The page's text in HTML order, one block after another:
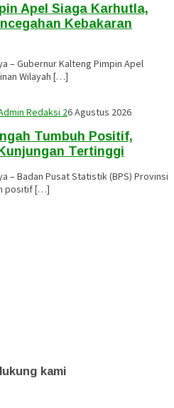
Apel Siaga Karhutla,
Kebakaran
– Gubernur Kalteng Pimpin Apel
Wilayah […]
Redaksi 26 Agustus 2026
Tumbuh Positif,
Tertinggi
– Badan Pusat Statistik (BPS) Provinsi
positif […]
kami